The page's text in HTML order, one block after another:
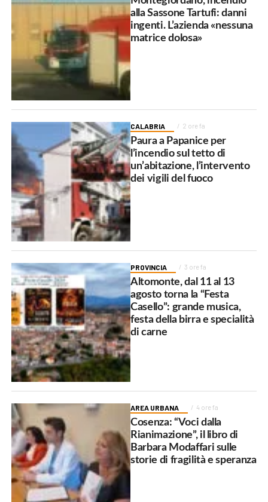
alla Sassone Tartufi: danni
ingenti. L’azienda «nessuna
matrice dolosa»
CALABRIA 2 ore fa
Paura a Papanice per
l’incendio sul tetto di
un’abitazione, l’intervento
dei vigili del fuoco
PROVINCIA 3 ore fa
Altomonte, dal 11 al 13
agosto torna la “Festa
Casello”: grande musica,
festa della birra e specialità
di carne
AREA URBANA 4 ore fa
Cosenza: “Voci dalla
Rianimazione”, il libro di
Barbara Modaffari sulle
storie di fragilità e speranza